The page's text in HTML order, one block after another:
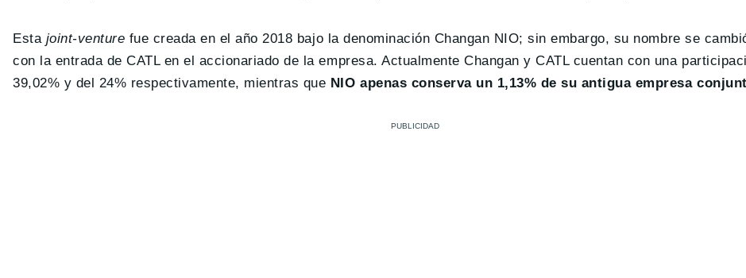
Esta joint-venture fue creada en el año 2018 bajo la denominación Changan NIO; sin embargo, su nombre se
con la entrada de CATL en el accionariado de la empresa. Actualmente Changan y CATL cuentan con una
39,02% y del 24% respectivamente, mientras que NIO apenas conserva un 1,13% de su antigua empresa